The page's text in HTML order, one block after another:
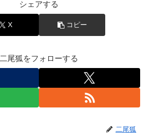
シェアする
X コピー
二尾狐をフォローする
二尾狐